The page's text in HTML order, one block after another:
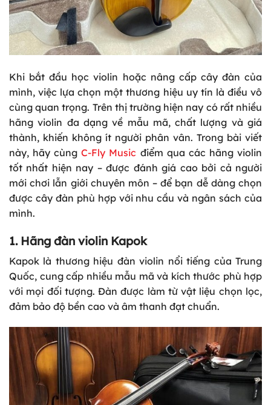
Khi bắt đầu học violin hoặc nâng cấp cây đàn của
mình, việc lựa chọn một thương hiệu uy tín là điều vô
cùng quan trọng. Trên thị trường hiện nay có rất nhiều
hãng violin đa dạng về mẫu mã, chất lượng và giá
thành, khiến không ít người phân vân. Trong bài viết
này, hãy cùngC-Fly Music điểm qua các hãng violin
tốt nhất hiện nay – được đánh giá cao bởi cả người
mới chơi lẫn giới chuyên môn – để bạn dễ dàng chọn
được cây đàn phù hợp với nhu cầu và ngân sách của
mình.
1. Hãng đàn violin Kapok
Kapok là thương hiệu đàn violin nổi tiếng của Trung
Quốc, cung cấp nhiều mẫu mã và kích thước phù hợp
với mọi đối tượng. Đàn được làm từ vật liệu chọn lọc,
đảm bảo độ bền cao và âm thanh đạt chuẩn.